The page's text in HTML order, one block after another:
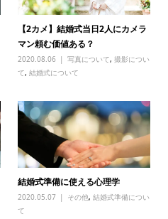
【2カメ】結婚式当日2人にカメラ
マン頼む価値ある？
2020.08.06 写真について,撮影につい
て,結婚式について
結婚式準備に使える心理学
2020.05.07 その他,結婚式準備につい
て